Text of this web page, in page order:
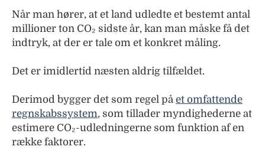
Når man hører, at et land udledte et bestemt antal
millioner ton CO₂ sidste år, kan man måske få det
indtryk, at der er tale om et konkret måling.
Det er imidlertid næsten aldrig tilfældet.
Derimod bygger det som regel på et omfattende
regnskabssystem, som tillader myndighederne at
estimere CO₂-udledningerne som funktion af en
række faktorer.